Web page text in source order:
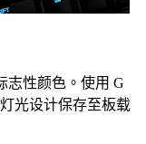
志性颜色。使用 G
光设计保存至板载